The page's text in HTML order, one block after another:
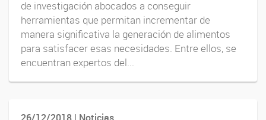
de investigación abocados a conseguir
herramientas que permitan incrementar de
manera significativa la generación de alimentos
para satisfacer esas necesidades. Entre ellos, se
encuentran expertos del...